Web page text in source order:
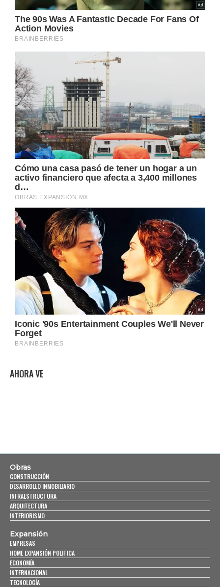
AHORA VE
Obras
CONSTRUCCIÓN
DESARROLLO INMOBILIARIO
INFRAESTRUCTURA
ARQUITECTURA
INTERIORISMO
Expansión
EMPRESAS
HOME EXPANSIÓN POLITICA
ECONOMÍA
INTERNACIONAL
TECNOLOGÍA